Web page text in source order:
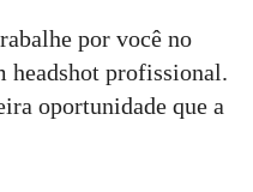
por você no
headshot profissional.
oportunidade que a